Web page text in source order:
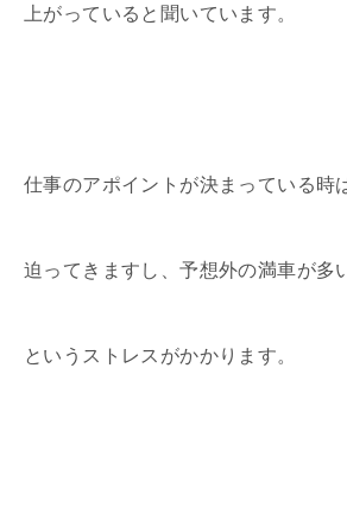
上がっていると聞いています。
仕事のアポイントが決まっている時
迫ってきますし、予想外の満車が多
というストレスがかかります。